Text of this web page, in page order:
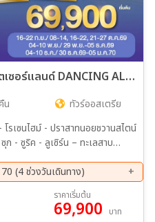
ทัวร์ออสเตรีย - เยอรมนี - สวิตเซอร์แลนด์ DANCING ALL SEASON 7วัน 4คืน (EK)
น
ทัวร์ออสเตรีย
รเซนไฮม์ - ปราสาทนอยชวานสไตน์
(4 ช่วงวันเดินทาง)
29 พ.ย. 69 - 05 ธ.ค. 69
30 ธ.ค. 69 - 05 ม.ค. 70
ราคาเริ่มต้น
69,900 บาท